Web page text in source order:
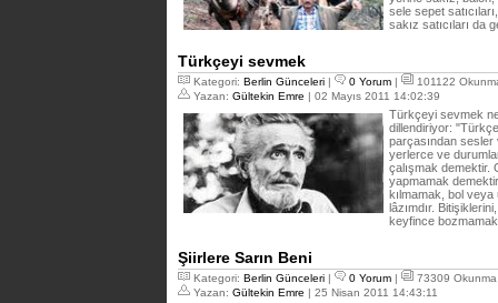
sele sepet
sakız satıcıları da
Türkçeyi sevmek
Kategori: Berlin Günceleri | 0 Yorum |
101122
Yazan: Gültekin Emre | 02 Mayıs 2011 14:02:39
Türkçeyi sevmek
dillendiriyor:
parçasından
yerlerce ve
çalışmak
yapmamak
kılmamak, bol
lâzımdır.
keyfince
Şiirlere Sarın Beni
Kategori: Berlin Günceleri | 0 Yorum |
73309 Okunma
Yazan: Gültekin Emre | 25 Nisan 2011 14:43:11